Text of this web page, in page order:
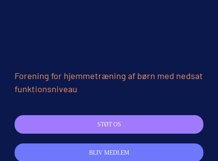
Forening for hjemmetræning af børn med nedsat
funktionsniveau
STØT OS
BLIV MEDLEM